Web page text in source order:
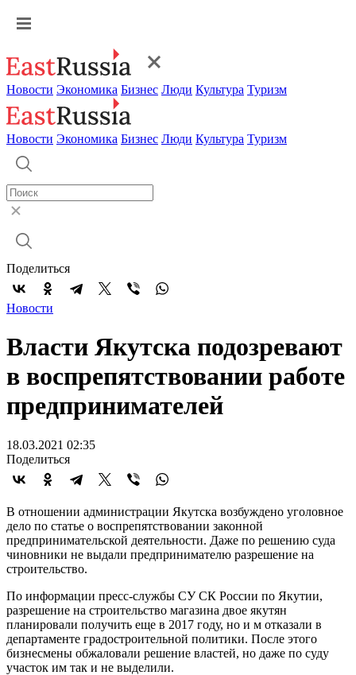
Новости Экономика Бизнес Люди Культура Туризм
Новости Экономика Бизнес Люди Культура Туризм
Поделиться
Новости
Власти Якутска подозревают
в воспрепятствовании работе
предпринимателей
18.03.2021 02:35
Поделиться
В отношении администрации Якутска возбуждено уголовное
дело по статье о воспрепятствовании законной
предпринимательской деятельности. Даже по решению суда
чиновники не выдали предпринимателю разрешение на
строительство.
По информации пресс-службы СУ СК России по Якутии,
разрешение на строительство магазина двое якутян
планировали получить еще в 2017 году, но и м отказали в
департаменте градостроительной политики. После этого
бизнесмены обжаловали решение властей, но даже по суду
участок им так и не выделили.